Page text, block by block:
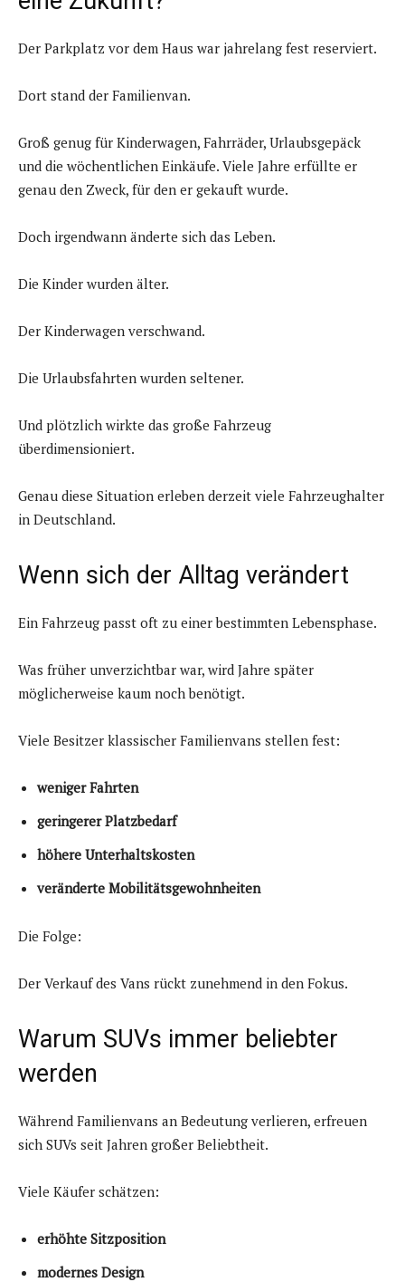
Der Parkplatz vor dem Haus war jahrelang fest reserviert.
Dort stand der Familienvan.
Groß genug für Kinderwagen, Fahrräder, Urlaubsgepäck
und die wöchentlichen Einkäufe. Viele Jahre erfüllte er
genau den Zweck, für den er gekauft wurde.
Doch irgendwann änderte sich das Leben.
Die Kinder wurden älter.
Der Kinderwagen verschwand.
Die Urlaubsfahrten wurden seltener.
Und plötzlich wirkte das große Fahrzeug
überdimensioniert.
Genau diese Situation erleben derzeit viele Fahrzeughalter
in Deutschland.
Wenn sich der Alltag verändert
Ein Fahrzeug passt oft zu einer bestimmten Lebensphase.
Was früher unverzichtbar war, wird Jahre später
möglicherweise kaum noch benötigt.
Viele Besitzer klassischer Familienvans stellen fest:
weniger Fahrten
geringerer Platzbedarf
höhere Unterhaltskosten
veränderte Mobilitätsgewohnheiten
Die Folge:
Der Verkauf des Vans rückt zunehmend in den Fokus.
Warum SUVs immer beliebter
werden
Während Familienvans an Bedeutung verlieren, erfreuen
sich SUVs seit Jahren großer Beliebtheit.
Viele Käufer schätzen:
erhöhte Sitzposition
modernes Design